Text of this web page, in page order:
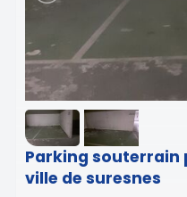
Parking souterrain
ville de suresnes